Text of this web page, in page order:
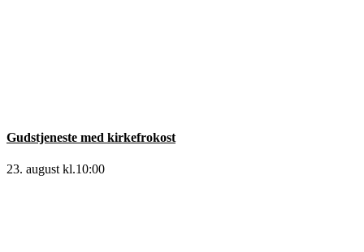
Gudstjeneste med kirkefrokost
23. august kl.10:00